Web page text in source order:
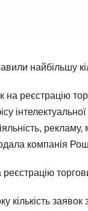
найбільшу
на реєстрацію
компанія
кількість